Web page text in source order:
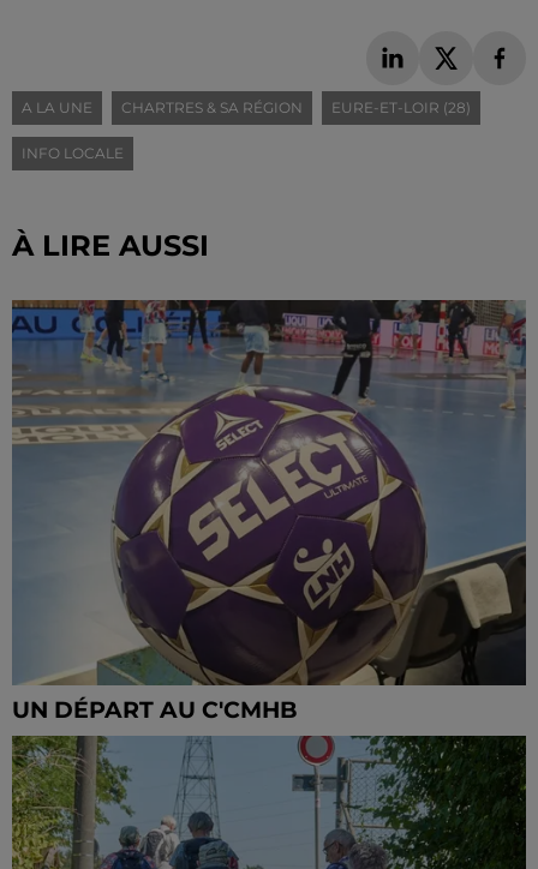
A LA UNE CHARTRES & SA RÉGION EURE-ET-LOIR (28)
INFO LOCALE
À LIRE AUSSI
UN DÉPART AU C'CMHB